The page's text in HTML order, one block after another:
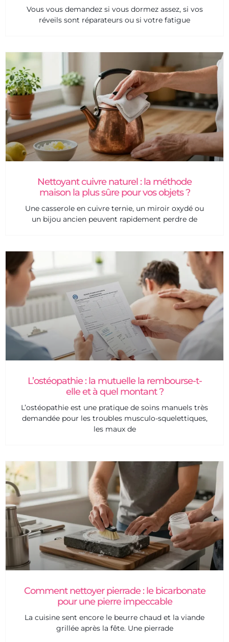
Vous vous demandez si vous dormez assez, si vos
réveils sont réparateurs ou si votre fatigue
Nettoyant cuivre naturel : la méthode
maison la plus sûre pour vos objets ?
Une casserole en cuivre ternie, un miroir oxydé ou
un bijou ancien peuvent rapidement perdre de
L’ostéopathie : la mutuelle la rembourse-t-
elle et à quel montant ?
L’ostéopathie est une pratique de soins manuels très
demandée pour les troubles musculo-squelettiques,
les maux de
Comment nettoyer pierrade : le bicarbonate
pour une pierre impeccable
La cuisine sent encore le beurre chaud et la viande
grillée après la fête. Une pierrade